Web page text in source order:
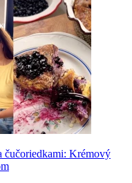
čučoriedkami: Krémový